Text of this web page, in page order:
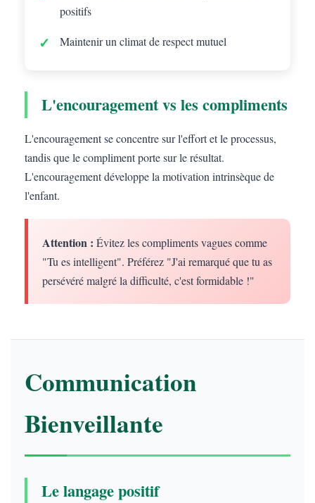
positifs
Maintenir un climat de respect mutuel
L'encouragement vs les compliments
L'encouragement se concentre sur l'effort et le processus,
tandis que le compliment porte sur le résultat.
L'encouragement développe la motivation intrinsèque de
l'enfant.
Attention : Évitez les compliments vagues comme
"Tu es intelligent". Préférez "J'ai remarqué que tu as
persévéré malgré la difficulté, c'est formidable !"
Communication
Bienveillante
Le langage positif